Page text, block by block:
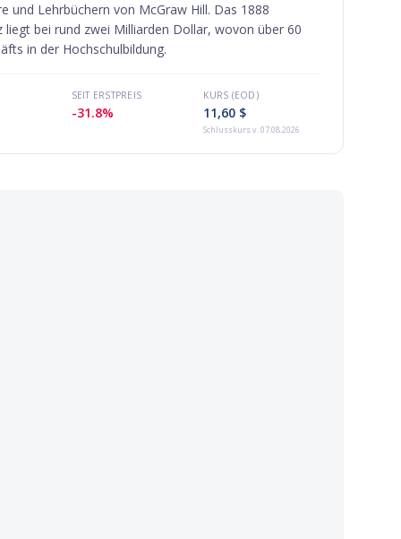
Lehrbüchern von McGraw Hill. Das 1888
bei rund zwei Milliarden Dollar, wovon über 60
in der Hochschulbildung.
SEIT ERSTPREIS
-31.8%
KURS (EOD)
11,60 $
Schlusskursv. 07.08.2026